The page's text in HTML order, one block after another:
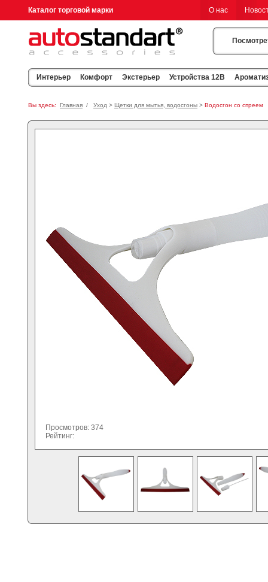
Каталог торговой марки О нас
Интерьер Комфорт Экстерьер Устройства 12В
Вы здесь: Главная / Уход > Щетки для мытья, водосгоны > Водосгон со спреем
Просмотров: 374
Рейтинг: